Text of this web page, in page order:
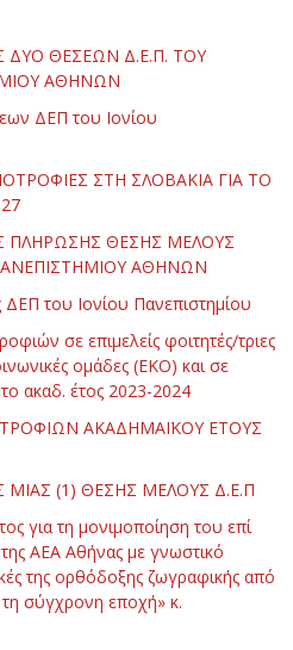
ΘΕΣΕΩΝ Δ.Ε.Π. ΤΟΥ
ΑΘΗΝΩΝ
ΔΕΠ του Ιονίου
ΣΤΗ ΣΛΟΒΑΚΙΑ ΓΙΑ ΤΟ
ΠΛΗΡΩΣΗΣ ΘΕΣΗΣ ΜΕΛΟΥΣ
ΑΘΗΝΩΝ
του Ιονίου Πανεπιστημίου
σε επιμελείς φοιτητές/τριες
ομάδες (ΕΚΟ) και σε
ακαδ. έτος 2023-2024
ΑΚΑΔΗΜΑΪΚΟΥ ΕΤΟΥΣ
(1) ΘΕΣΗΣ ΜΕΛΟΥΣ Δ.Ε.Π
για τη μονιμοποίηση του επί
ΑΕΑ Αθήνας με γνωστικό
της ορθόδοξης ζωγραφικής από
σύγχρονη εποχή» κ.